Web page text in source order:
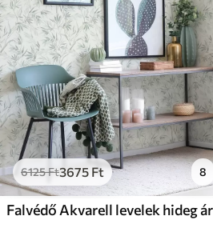
6125Ft3675 Ft 8